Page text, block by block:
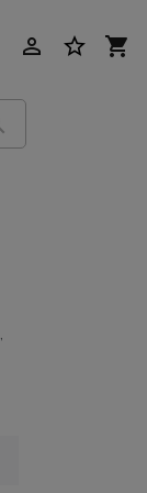
person_outline star_border shopping_cart